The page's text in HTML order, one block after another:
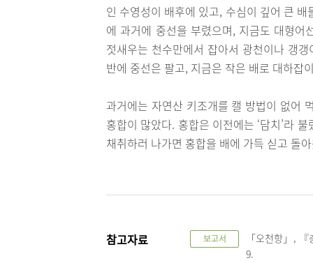
인 수영성이 배후에 있고, 수심이 깊어 큰
에 과거에 중선을 부렸으며, 지금도 대형
젓새우는 천수만에서 잡아서 광천이나 갱
반에 중선은 팔고, 지금은 작은 배로 대하잡
과거에는 자연산 키조개를 캘 방법이 없어
홍합이 많았다. 홍합은 이전에는 ‘담치’라
채취하러 나가면 홍합을 배에 가득 싣고 돌
참고자료 보고서
「오천항」,
9.